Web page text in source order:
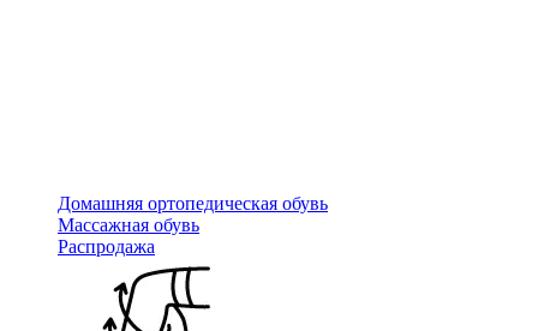
Домашняя ортопедическая обувь
Массажная обувь
Распродажа